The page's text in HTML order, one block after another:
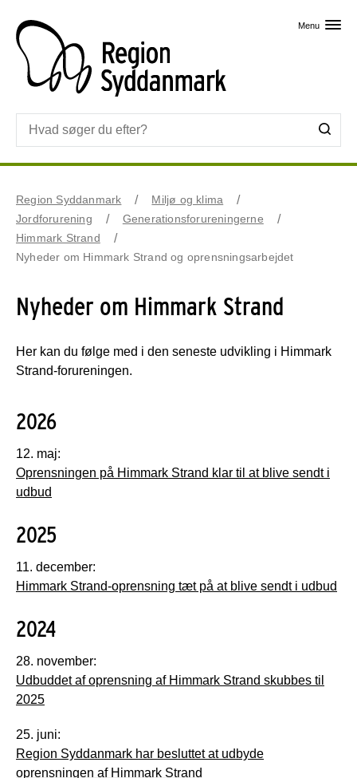
Menu
Region Syddanmark
Miljø og klima
Jordforurening
Generationsforureningerne
Himmark Strand
Nyheder om Himmark Strand og oprensningsarbejdet
Nyheder om Himmark Strand
Her kan du følge med i den seneste udvikling i Himmark
Strand-forureningen.
2026
12. maj:
Oprensningen på Himmark Strand klar til at blive sendt i
udbud
2025
11. december:
Himmark Strand-oprensning tæt på at blive sendt i udbud
2024
28. november:
Udbuddet af oprensning af Himmark Strand skubbes til
2025
25. juni:
Region Syddanmark har besluttet at udbyde
oprensningen af Himmark Strand